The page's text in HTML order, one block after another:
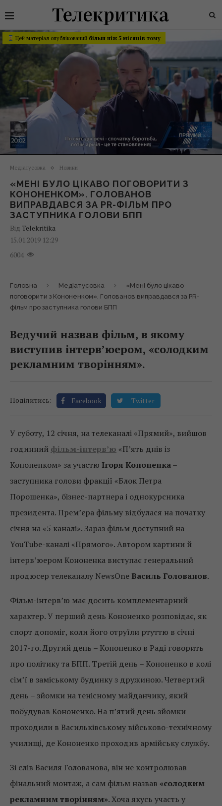
Цей матеріал опублікований більш ніж 5 місяців тому
Медіатусовка Новини
«МЕНІ БУЛО ЦІКАВО ПОГОВОРИТИ З
КОНОНЕНКОМ». ГОЛОВАНОВ
ВИПРАВДАВСЯ ЗА PR-ФІЛЬМ ПРО
ЗАСТУПНИКА ГОЛОВИ БПП
Від Telekritika
15.01.2019 12:29
6004
Головна Медіатусовка
«Мені було цікаво
поговорити з Кононенком». Голованов виправдався за PR-
фільм про заступника голови БПП
Ведучий назвав фільм, в якому
виступив інтерв’юером, «солодким
рекламним творінням».
Поділитись: Facebook Twitter
У суботу, 12 січня, на телеканалі «Прямий», вийшов
годинний фільм-інтерв’ю «П’ять днів із
Кононенком» за участю Ігоря Кононенка–
заступника голови фракції «Блок Петра
Порошенка», бізнес-партнера і однокурсника
президента. Прем’єра фільму відбулася на початку
січня на «5 каналі». Зараз фільм доступний на
YouTube-каналі «Прямого». Автором картини й
інтерв’юером Кононенка виступає генеральний
продюсер телеканалу NewsOne Василь Голованов.
Фільм-інтерв’ю має досить комплементарний
характер. У перший день Кононенко розповідає, як
спорт допоміг, коли його отруїли ртуттю в січні
2017-го. Другий день – Кононенко в Раді говорить
про політику та БПП. Третій день – Кононенко в колі
сім’ї в заміському будинку з дружиною. Четвертий
день – зйомки на тенісному майданчику, який
побудував Кононенко. На п’ятий день зйомки
проходили в Васильківському військово-технічному
училищі, де Кононенко проходив армійську службу.
Зі слів Василя Голованова, він не контролював
фінальний монтаж, а сам фільм назвав «солодким
рекламним творінням». Хоча якусь участь у